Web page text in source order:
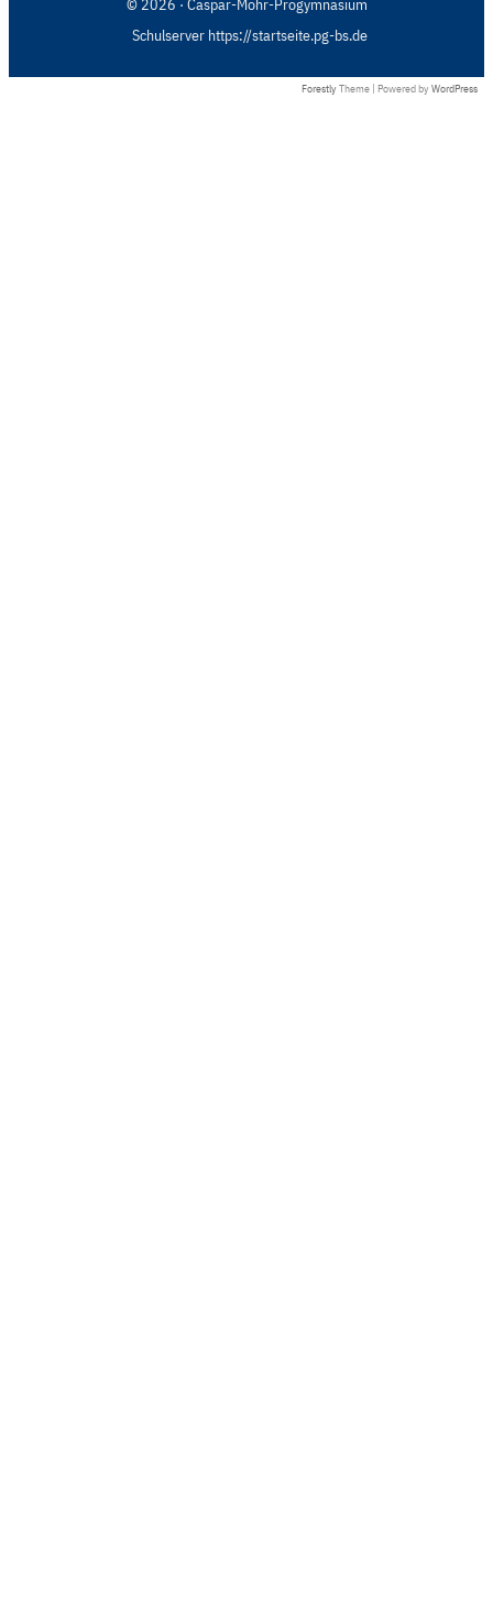
© 2026 · Caspar-Mohr-Progymnasium
Schulserver https://startseite.pg-bs.de
Forestly Theme | Powered by WordPress